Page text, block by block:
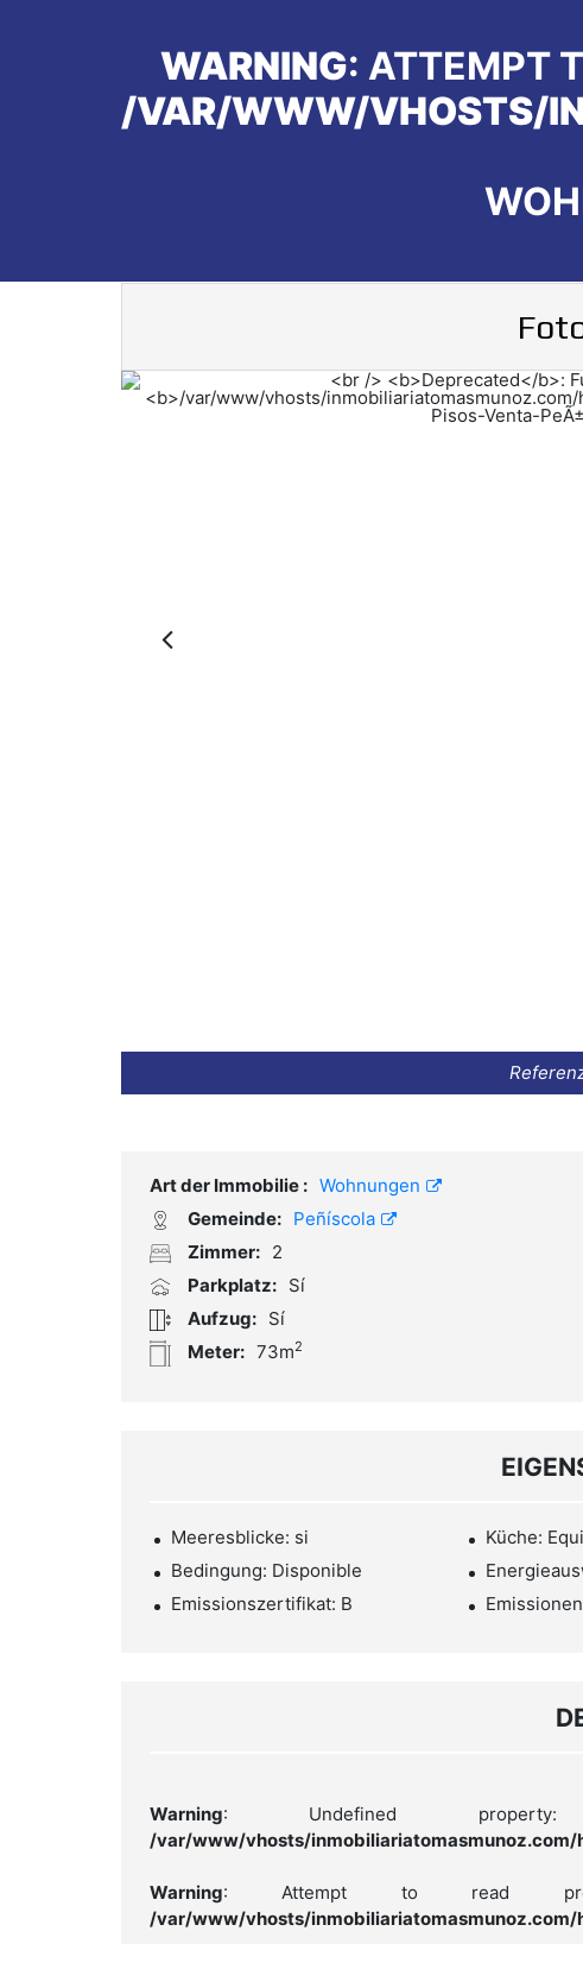
WARNING: ATTEMPT
/VAR/WWW/VHOSTS/
Art der Immobilie : Wohnungen
Gemeinde: Peñíscola
Zimmer: 2
Parkplatz: Sí
Aufzug: Sí
Meter: 73m2
Meeresblicke: si Küche:
Bedingung: Disponible
Emissionszertifikat: B
Warning: Undefined property:
/var/www/vhosts/
Warning: Attempt to read
/var/www/vhosts/